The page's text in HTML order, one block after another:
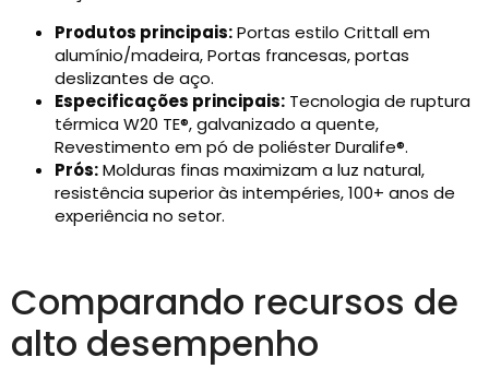
Produtos principais:Portas estilo Crittall em
alumínio/madeira, Portas francesas, portas
deslizantes de aço.
Especificações principais: Tecnologia de ruptura
térmica W20 TE®, galvanizado a quente,
Revestimento em pó de poliéster Duralife®.
Prós:Molduras finas maximizam a luz natural,
resistência superior às intempéries, 100+ anos de
experiência no setor.
Comparando recursos de
alto desempenho